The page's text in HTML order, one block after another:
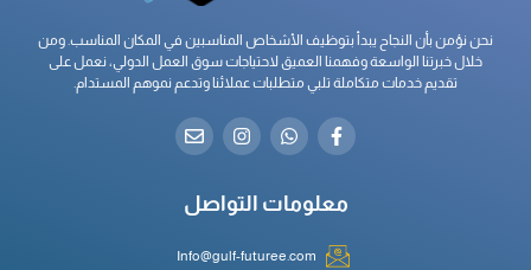
نحن نؤمن بأن النجاح يبدأ بتوظيف الأشخاص المناسبين في المكان المناسب. ومن
خلال خبرتنا الواسعة وفهمنا العميق لاحتياجات سوق العمل الدولي، نعمل على
تقديم خدمات متكاملة تلبي متطلبات عملائنا وتدعم نموهم المستدام.
معلومات التواصل
Info@gulf-futuree.com